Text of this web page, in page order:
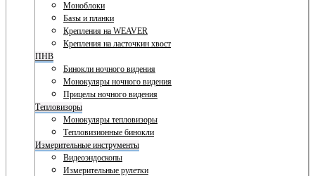
Моноблоки
Базы и планки
Крепления на WEAVER
Крепления на ласточкин хвост
ПНВ
Бинокли ночного видения
Монокуляры ночного видения
Прицелы ночного видения
Тепловизоры
Монокуляры тепловизоры
Тепловизионные бинокли
Измерительные инструменты
Видеоэндоскопы
Измерительные рулетки